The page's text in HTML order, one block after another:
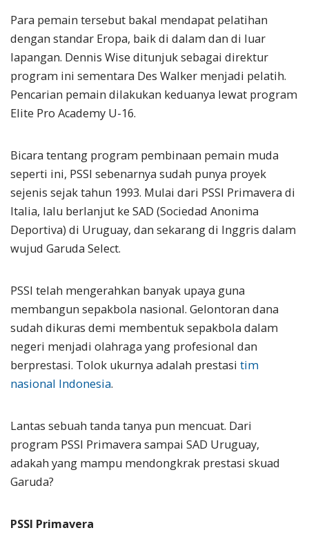
Para pemain tersebut bakal mendapat pelatihan
dengan standar Eropa, baik di dalam dan di luar
lapangan. Dennis Wise ditunjuk sebagai direktur
program ini sementara Des Walker menjadi pelatih.
Pencarian pemain dilakukan keduanya lewat program
Elite Pro Academy U-16.
Bicara tentang program pembinaan pemain muda
seperti ini, PSSI sebenarnya sudah punya proyek
sejenis sejak tahun 1993. Mulai dari PSSI Primavera di
Italia, lalu berlanjut ke SAD (Sociedad Anonima
Deportiva) di Uruguay, dan sekarang di Inggris dalam
wujud Garuda Select.
PSSI telah mengerahkan banyak upaya guna
membangun sepakbola nasional. Gelontoran dana
sudah dikuras demi membentuk sepakbola dalam
negeri menjadi olahraga yang profesional dan
berprestasi. Tolok ukurnya adalah prestasi tim
nasional Indonesia.
Lantas sebuah tanda tanya pun mencuat. Dari
program PSSI Primavera sampai SAD Uruguay,
adakah yang mampu mendongkrak prestasi skuad
Garuda?
PSSI Primavera